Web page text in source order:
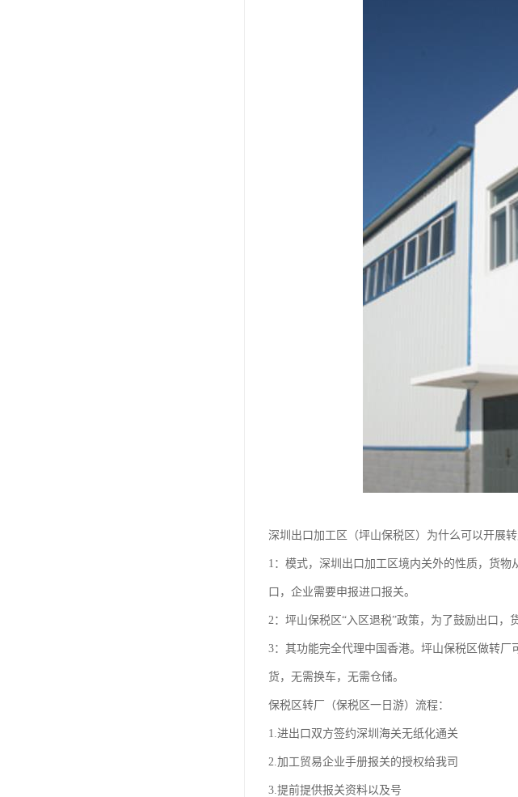
深圳出口加工区（坪山保税区）为什么可以开展转
1：模式，深圳出口加工区境内关外的性质，货
口，企业需要申报进口报关。
2：坪山保税区“入区退税”政策，为了鼓励出口，
3：其功能完全代理中国香港。坪山保税区做转
货，无需换车，无需仓储。
保税区转厂（保税区一日游）流程：
1.进出口双方签约深圳海关无纸化通关
2.加工贸易企业手册报关的授权给我司
3.提前提供报关资料以及号